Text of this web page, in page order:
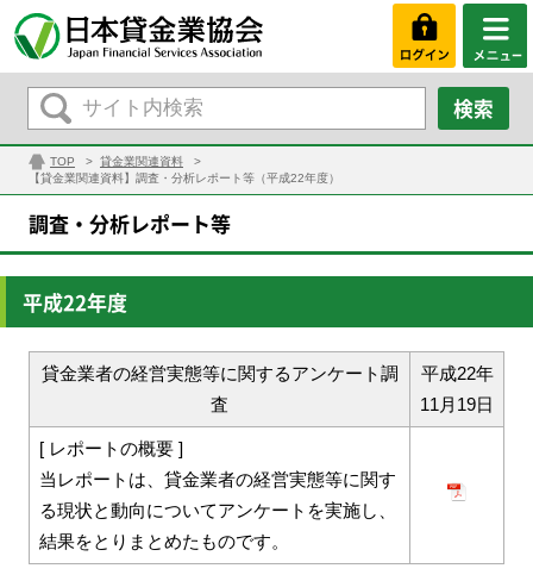
TOP
貸金業関連資料
【貸金業関連資料】調査・分析レポート等（平成22年度）
調査・分析レポート等
平成22年度
貸金業者の経営実態等に関するアンケート調
査
平成22年
11月19日
[ レポートの概要 ]
当レポートは、貸金業者の経営実態等に関す
る現状と動向についてアンケートを実施し、
結果をとりまとめたものです。